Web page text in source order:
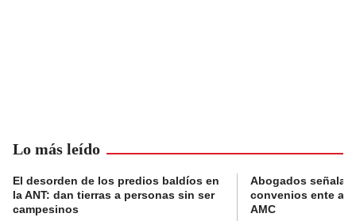
Lo más leído
El desorden de los predios baldíos en
la ANT: dan tierras a personas sin ser
campesinos
Abogados
convenios ente
AMC